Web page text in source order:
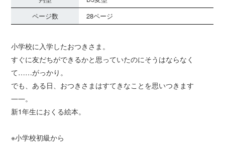
ページ数
28ページ
小学校に入学したおつきさま。
すぐに友だちができるかと思っていたのにそうはならなく
て……がっかり。
でも、ある日、おつきさまはすてきなことを思いつきます
――。
新1年生におくる絵本。
※小学校初級から